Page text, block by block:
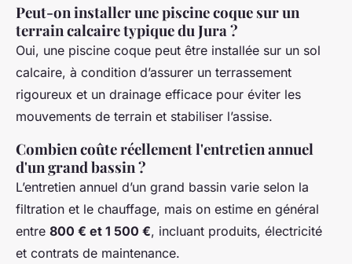
Peut-on installer une piscine coque sur un
terrain calcaire typique du Jura ?
Oui, une piscine coque peut être installée sur un sol
calcaire, à condition d’assurer un terrassement
rigoureux et un drainage efficace pour éviter les
mouvements de terrain et stabiliser l’assise.
Combien coûte réellement l'entretien annuel
d'un grand bassin ?
L’entretien annuel d’un grand bassin varie selon la
filtration et le chauffage, mais on estime en général
entre 800 € et 1 500 €, incluant produits, électricité
et contrats de maintenance.